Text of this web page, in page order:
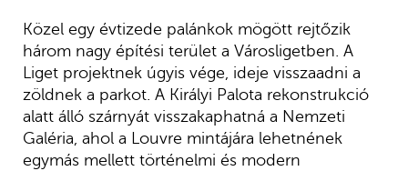
Közel egy évtizede palánkok mögött rejtőzik
három nagy építési terület a Városligetben. A
Liget projektnek úgyis vége, ideje visszaadni a
zöldnek a parkot. A Királyi Palota rekonstrukció
alatt álló szárnyát visszakaphatná a Nemzeti
Galéria, ahol a Louvre mintájára lehetnének
egymás mellett történelmi és modern